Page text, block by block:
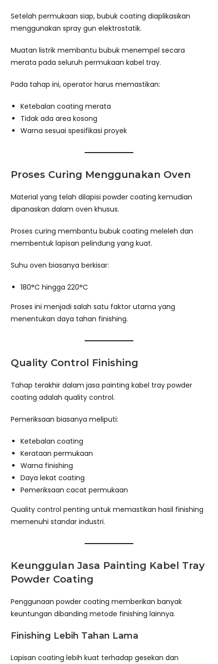
Setelah permukaan siap, bubuk coating diaplikasikan
menggunakan spray gun elektrostatik.
Muatan listrik membantu bubuk menempel secara
merata pada seluruh permukaan kabel tray.
Pada tahap ini, operator harus memastikan:
Ketebalan coating merata
Tidak ada area kosong
Warna sesuai spesifikasi proyek
Proses Curing Menggunakan Oven
Material yang telah dilapisi powder coating kemudian
dipanaskan dalam oven khusus.
Proses curing membantu bubuk coating meleleh dan
membentuk lapisan pelindung yang kuat.
Suhu oven biasanya berkisar:
180°C hingga 220°C
Proses ini menjadi salah satu faktor utama yang
menentukan daya tahan finishing.
Quality Control Finishing
Tahap terakhir dalam jasa painting kabel tray powder
coating adalah quality control.
Pemeriksaan biasanya meliputi:
Ketebalan coating
Kerataan permukaan
Warna finishing
Daya lekat coating
Pemeriksaan cacat permukaan
Quality control penting untuk memastikan hasil finishing
memenuhi standar industri.
Keunggulan Jasa Painting Kabel Tray
Powder Coating
Penggunaan powder coating memberikan banyak
keuntungan dibanding metode finishing lainnya.
Finishing Lebih Tahan Lama
Lapisan coating lebih kuat terhadap gesekan dan